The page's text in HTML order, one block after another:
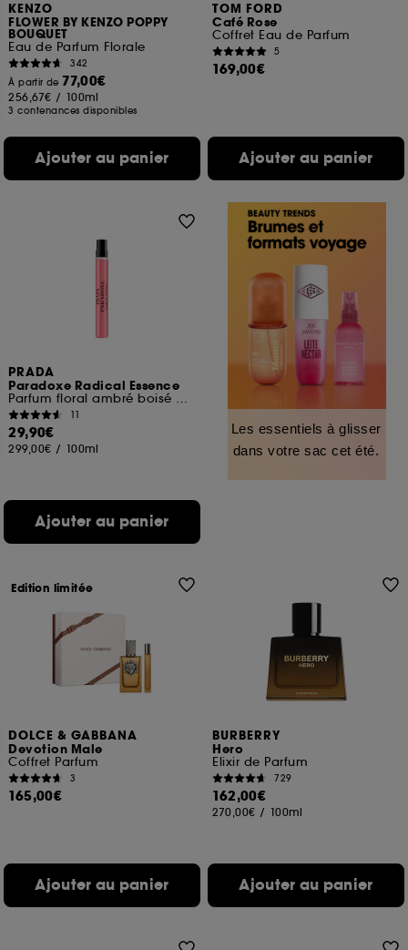
KENZO
FLOWER BY KENZO POPPY
BOUQUET
Eau de Parfum Florale
342
À partir de 77,00€
256,67€ / 100ml
3 contenances disponibles
Ajouter au panier
TOM FORD
Café Rose
Coffret Eau de Parfum
5
169,00€
Ajouter au panier
PRADA
Paradoxe Radical Essence
Parfum floral ambré boisé Rechargeable
11
29,90€
299,00€ / 100ml
Ajouter au panier
Les essentiels à glisser
dans votre sac cet été.
DOLCE & GABBANA
Devotion Male
Coffret Parfum
3
165,00€
Ajouter au panier
Edition limitée
BURBERRY
Hero
Elixir de Parfum
729
162,00€
270,00€ / 100ml
Ajouter au panier